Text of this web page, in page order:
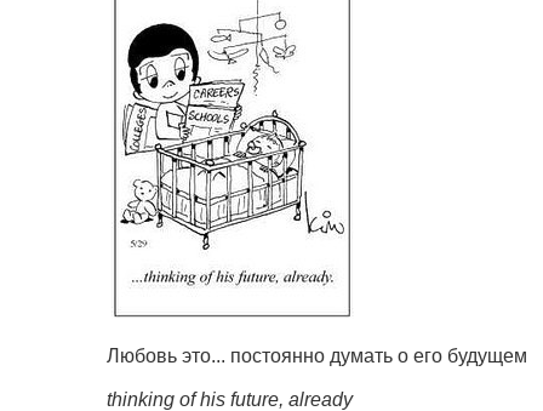
Любовь это... постоянно думать о его будущем
thinking of his future, already